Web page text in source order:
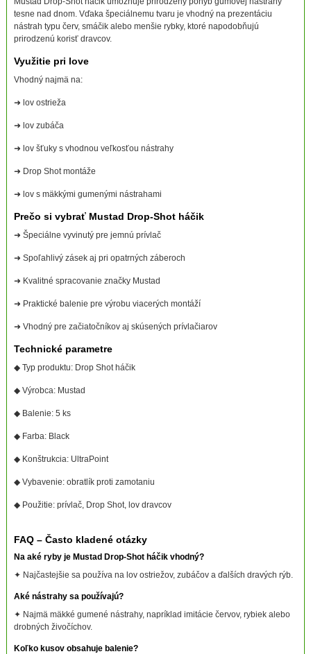
tesne nad dnom. Vďaka špeciálnemu tvaru je vhodný na prezentáciu
nástrah typu červ, smáčik alebo menšie rybky, ktoré napodobňujú
prirodzenú korisť dravcov.
Využitie pri love
Vhodný najmä na:
➜ lov ostrieža
➜ lov zubáča
➜ lov šťuky s vhodnou veľkosťou nástrahy
➜ Drop Shot montáže
➜ lov s mäkkými gumenými nástrahami
Prečo si vybrať Mustad Drop-Shot háčik
➜ Špeciálne vyvinutý pre jemnú prívlač
➜ Spoľahlivý zásek aj pri opatrných záberoch
➜ Kvalitné spracovanie značky Mustad
➜ Praktické balenie pre výrobu viacerých montáží
➜ Vhodný pre začiatočníkov aj skúsených prívlačiarov
Technické parametre
◆ Typ produktu: Drop Shot háčik
◆ Výrobca: Mustad
◆ Balenie: 5 ks
◆ Farba: Black
◆ Konštrukcia: UltraPoint
◆ Vybavenie: obratlík proti zamotaniu
◆ Použitie: prívlač, Drop Shot, lov dravcov
FAQ – Často kladené otázky
Na aké ryby je Mustad Drop-Shot háčik vhodný?
✦ Najčastejšie sa používa na lov ostriežov, zubáčov a ďalších dravých rýb.
Aké nástrahy sa používajú?
✦ Najmä mäkké gumené nástrahy, napríklad imitácie červov, rybiek alebo
drobných živočíchov.
Koľko kusov obsahuje balenie?